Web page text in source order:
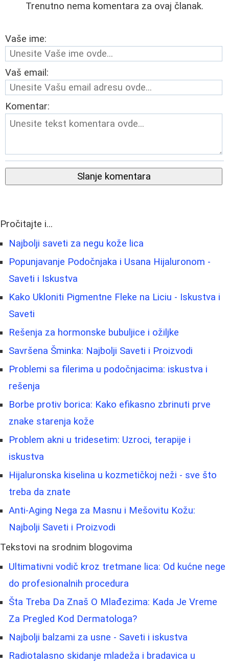
Trenutno nema komentara za ovaj članak.
Vaše ime:
Vaš email:
Komentar:
Slanje komentara
Pročitajte i...
Najbolji saveti za negu kože lica
Popunjavanje Podočnjaka i Usana Hijaluronom -
Saveti i Iskustva
Kako Ukloniti Pigmentne Fleke na Liciu - Iskustva i
Saveti
Rešenja za hormonske bubuljice i ožiljke
Savršena Šminka: Najbolji Saveti i Proizvodi
Problemi sa filerima u podočnjacima: iskustva i
rešenja
Borbe protiv borica: Kako efikasno zbrinuti prve
znake starenja kože
Problem akni u tridesetim: Uzroci, terapije i
iskustva
Hijaluronska kiselina u kozmetičkoj neži - sve što
treba da znate
Anti-Aging Nega za Masnu i Mešovitu Kožu:
Najbolji Saveti i Proizvodi
Tekstovi na srodnim blogovima
Ultimativni vodič kroz tretmane lica: Od kućne nege
do profesionalnih procedura
Šta Treba Da Znaš O Mlađezima: Kada Je Vreme
Za Pregled Kod Dermatologa?
Najbolji balzami za usne - Saveti i iskustva
Radiotalasno skidanje mladeža i bradavica u